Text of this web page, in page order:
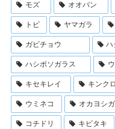
モズ オオバン
トビ ヤマガラ
ガビチョウ ハ
ハシボソガラス
キセキレイ キンク
ウミネコ オカヨシ
コチドリ キビタキ